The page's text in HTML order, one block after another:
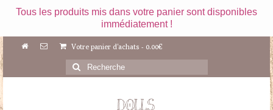
Tous les produits mis dans votre panier sont disponibles
immédiatement !
Votre panier d'achats - 0.00€
Rechercher
: